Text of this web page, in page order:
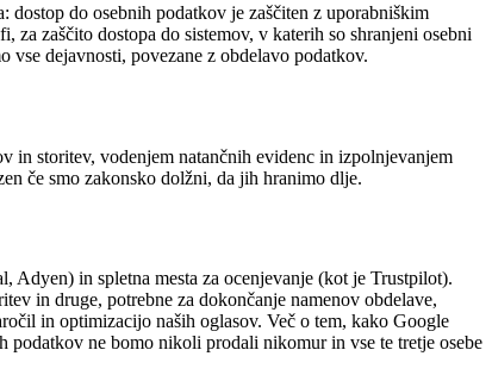
do osebnih podatkov je zaščiten z uporabniškim
zaščito dostopa do sistemov, v katerih so shranjeni osebni
dejavnosti, povezane z obdelavo podatkov.
in storitev, vodenjem natančnih evidenc in izpolnjevanjem
če smo zakonsko dolžni, da jih hranimo dlje.
Adyen) in spletna mesta za ocenjevanje (kot je Trustpilot).
in druge, potrebne za dokončanje namenov obdelave,
in optimizacijo naših oglasov. Več o tem, kako Google
podatkov ne bomo nikoli prodali nikomur in vse te tretje osebe